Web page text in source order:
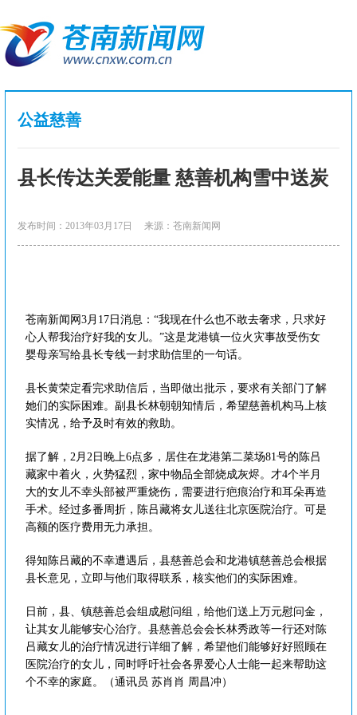
公益慈善
县长传达关爱能量 慈善机构雪中送炭
发布时间：2013年03月17日 来源：苍南新闻网
苍南新闻网3月17日消息：“我现在什么也不敢去奢求，只求好
心人帮我治疗好我的女儿。”这是龙港镇一位火灾事故受伤女
婴母亲写给县长专线一封求助信里的一句话。
县长黄荣定看完求助信后，当即做出批示，要求有关部门了解
她们的实际困难。副县长林朝朝知情后，希望慈善机构马上核
实情况，给予及时有效的救助。
据了解，2月2日晚上6点多，居住在龙港第二菜场81号的陈吕
藏家中着火，火势猛烈，家中物品全部烧成灰烬。才4个半月
大的女儿不幸头部被严重烧伤，需要进行疤痕治疗和耳朵再造
手术。经过多番周折，陈吕藏将女儿送往北京医院治疗。可是
高额的医疗费用无力承担。
得知陈吕藏的不幸遭遇后，县慈善总会和龙港镇慈善总会根据
县长意见，立即与他们取得联系，核实他们的实际困难。
日前，县、镇慈善总会组成慰问组，给他们送上万元慰问金，
让其女儿能够安心治疗。县慈善总会会长林秀政等一行还对陈
吕藏女儿的治疗情况进行详细了解，希望他们能够好好照顾在
医院治疗的女儿，同时呼吁社会各界爱心人士能一起来帮助这
个不幸的家庭。（通讯员 苏肖肖 周昌冲）